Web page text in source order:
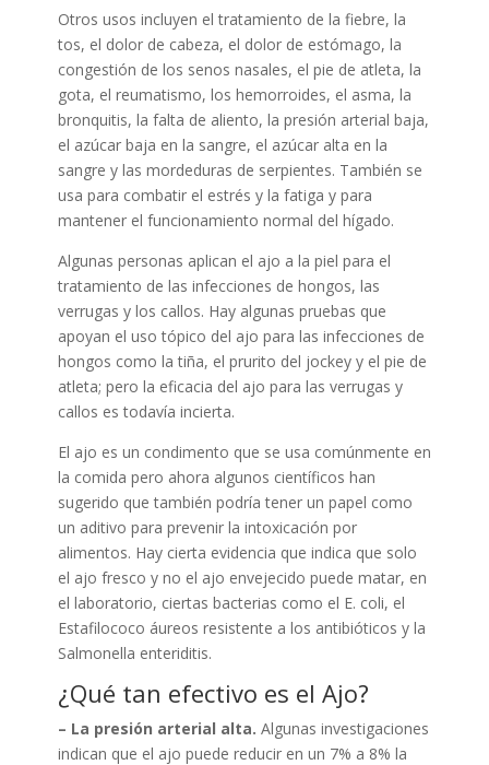
Otros usos incluyen el tratamiento de la fiebre, la
tos, el dolor de cabeza, el dolor de estómago, la
congestión de los senos nasales, el pie de atleta, la
gota, el reumatismo, los hemorroides, el asma, la
bronquitis, la falta de aliento, la presión arterial baja,
el azúcar baja en la sangre, el azúcar alta en la
sangre y las mordeduras de serpientes. También se
usa para combatir el estrés y la fatiga y para
mantener el funcionamiento normal del hígado.
Algunas personas aplican el ajo a la piel para el
tratamiento de las infecciones de hongos, las
verrugas y los callos. Hay algunas pruebas que
apoyan el uso tópico del ajo para las infecciones de
hongos como la tiña, el prurito del jockey y el pie de
atleta; pero la eficacia del ajo para las verrugas y
callos es todavía incierta.
El ajo es un condimento que se usa comúnmente en
la comida pero ahora algunos científicos han
sugerido que también podría tener un papel como
un aditivo para prevenir la intoxicación por
alimentos. Hay cierta evidencia que indica que solo
el ajo fresco y no el ajo envejecido puede matar, en
el laboratorio, ciertas bacterias como el E. coli, el
Estafilococo áureos resistente a los antibióticos y la
Salmonella enteriditis.
¿Qué tan efectivo es el Ajo?
– La presión arterial alta. Algunas investigaciones
indican que el ajo puede reducir en un 7% a 8% la